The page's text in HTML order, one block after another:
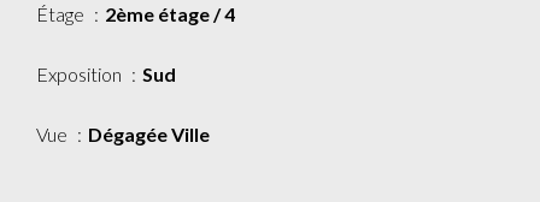
Étage 2ème étage / 4
Exposition Sud
Vue Dégagée Ville